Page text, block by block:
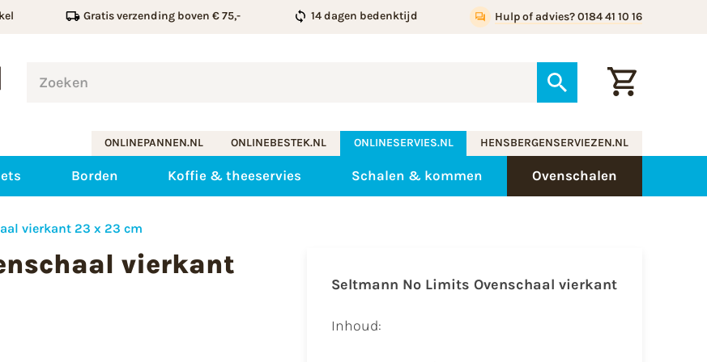
Gratis verzending boven € 75,- 14 dagen bedenktijd Hulp of advies? 0184 41 10 16
ONLINEPANNEN.NL ONLINEBESTEK.NL ONLINESERVIES.NL HENSBERGENSERVIEZEN.NL
Borden Koffie & theeservies Schalen & kommen Ovenschalen
vierkant 23 x 23 cm
vierkant
Seltmann No Limits Ovenschaal vierkant
Inhoud: